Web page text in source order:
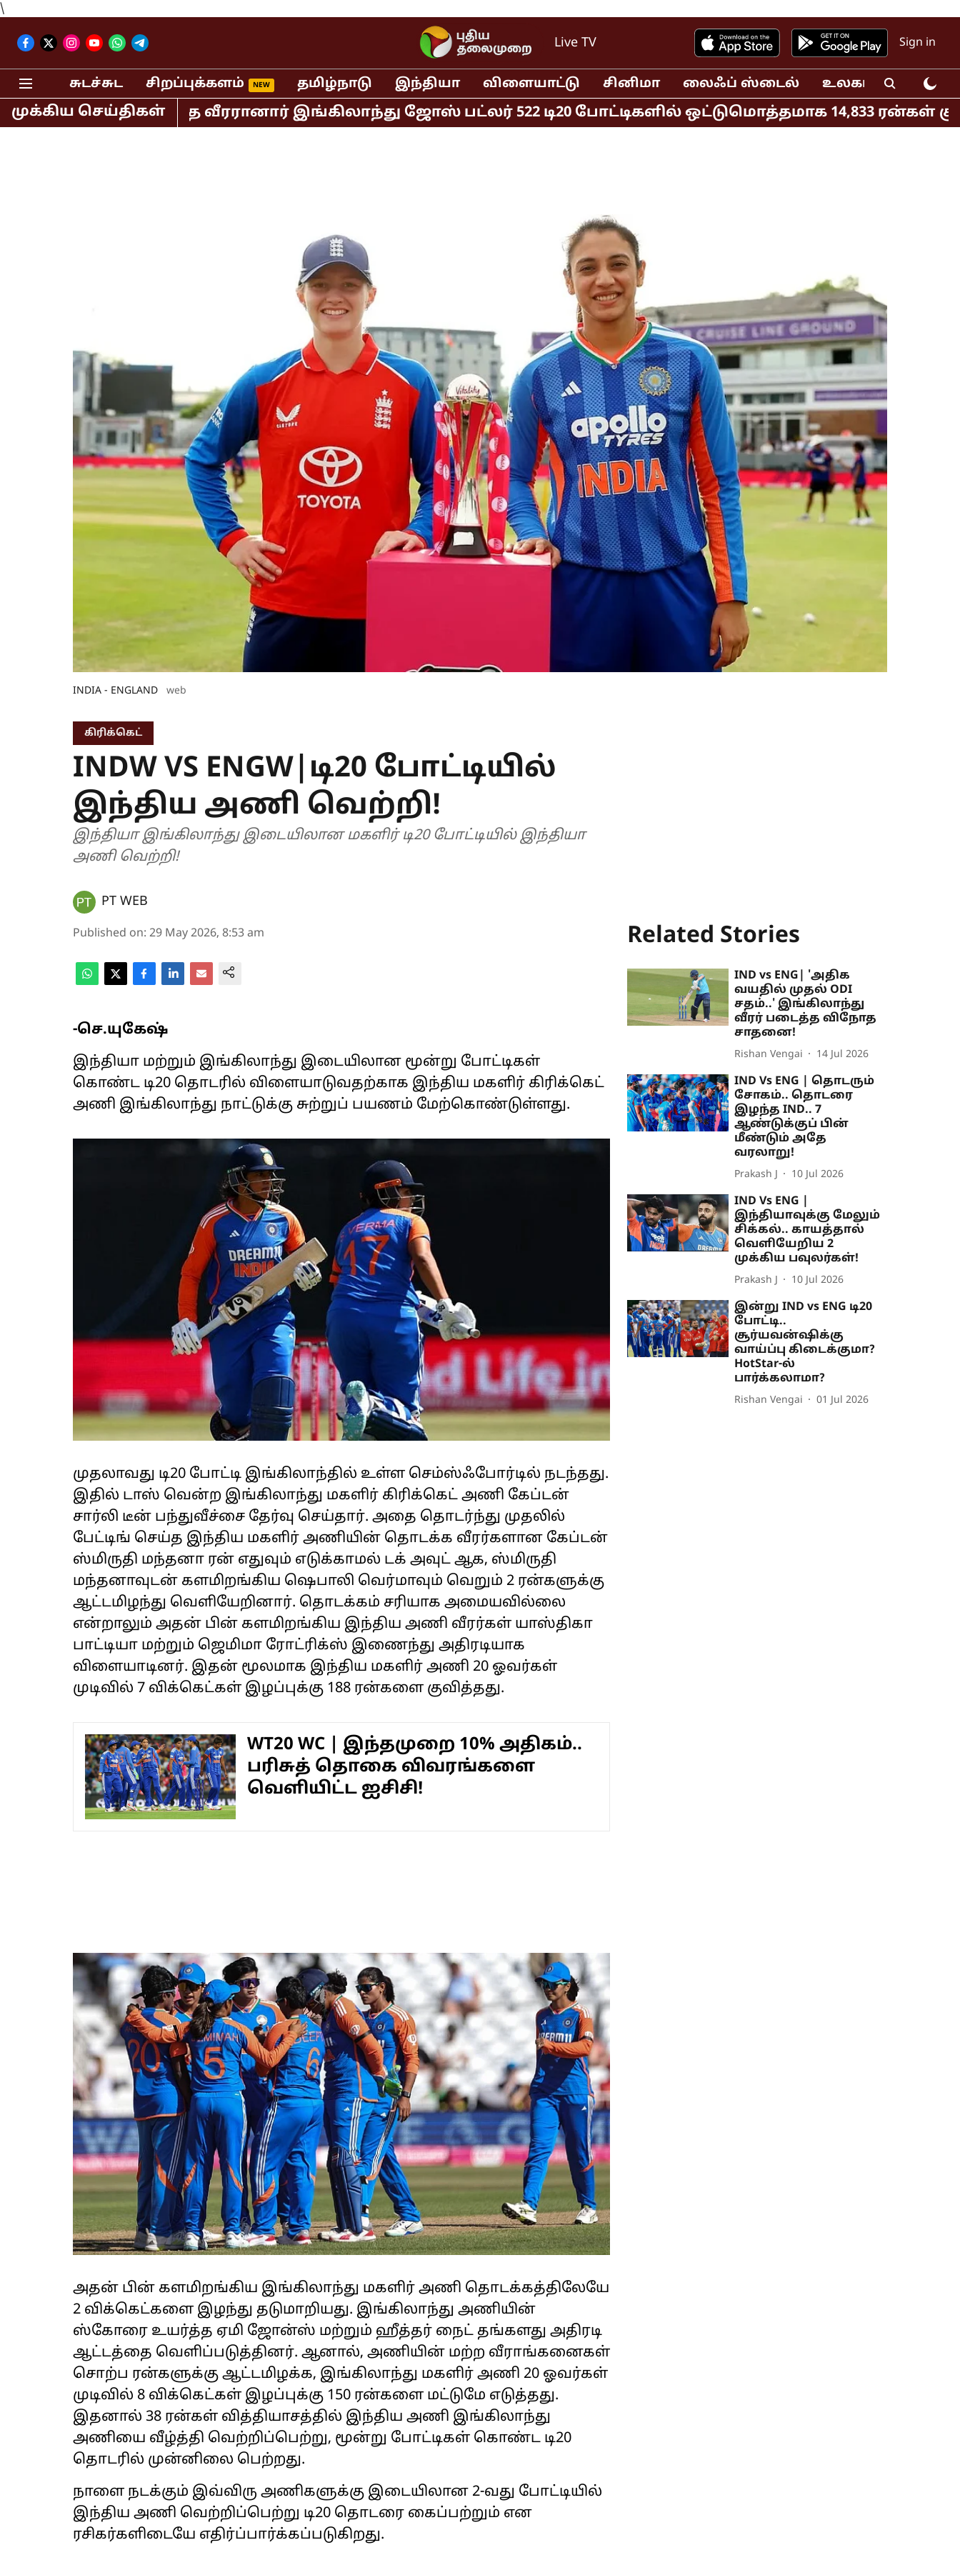
\
Live TV Sign in
சுடச்சுட சிறப்புக்களம் தமிழ்நாடு இந்தியா விளையாட்டு சினிமா லைஃப் ஸ்டைல் உலகம்
முக்கிய செய்திகள்
அதிக ரன் குவித்த வீரரானார் இங்கிலாந்து ஜோஸ் பட்லர் 522 டி20 போட்டிகளில் ஒட்டுமொத்தமாக 14,833 ரன்கள் குவிப்பு
INDIA - ENGLAND web
கிரிக்கெட்
INDW VS ENGW|டி20 போட்டியில்
இந்திய அணி வெற்றி!
இந்தியா இங்கிலாந்து இடையிலான மகளிர் டி20 போட்டியில் இந்தியா
அணி வெற்றி!
PT WEB
Published on: 29 May 2026, 8:53 am
-செ.யுகேஷ்
இந்தியா மற்றும் இங்கிலாந்து இடையிலான மூன்று போட்டிகள்
கொண்ட டி20 தொடரில் விளையாடுவதற்காக இந்திய மகளிர் கிரிக்கெட்
அணி இங்கிலாந்து நாட்டுக்கு சுற்றுப் பயணம் மேற்கொண்டுள்ளது.
முதலாவது டி20 போட்டி இங்கிலாந்தில் உள்ள செம்ஸ்ஃபோர்டில் நடந்தது.
இதில் டாஸ் வென்ற இங்கிலாந்து மகளிர் கிரிக்கெட் அணி கேப்டன்
சார்லி டீன் பந்துவீச்சை தேர்வு செய்தார். அதை தொடர்ந்து முதலில்
பேட்டிங் செய்த இந்திய மகளிர் அணியின் தொடக்க வீரர்களான கேப்டன்
ஸ்மிருதி மந்தனா ரன் எதுவும் எடுக்காமல் டக் அவுட் ஆக, ஸ்மிருதி
மந்தனாவுடன் களமிறங்கிய ஷெபாலி வெர்மாவும் வெறும் 2 ரன்களுக்கு
ஆட்டமிழந்து வெளியேறினார். தொடக்கம் சரியாக அமையவில்லை
என்றாலும் அதன் பின் களமிறங்கிய இந்திய அணி வீரர்கள் யாஸ்திகா
பாட்டியா மற்றும் ஜெமிமா ரோட்ரிக்ஸ் இணைந்து அதிரடியாக
விளையாடினர். இதன் மூலமாக இந்திய மகளிர் அணி 20 ஓவர்கள்
முடிவில் 7 விக்கெட்கள் இழப்புக்கு 188 ரன்களை குவித்தது.
WT20 WC | இந்தமுறை 10% அதிகம்..
பரிசுத் தொகை விவரங்களை
வெளியிட்ட ஐசிசி!
அதன் பின் களமிறங்கிய இங்கிலாந்து மகளிர் அணி தொடக்கத்திலேயே
2 விக்கெட்களை இழந்து தடுமாறியது. இங்கிலாந்து அணியின்
ஸ்கோரை உயர்த்த ஏமி ஜோன்ஸ் மற்றும் ஹீத்தர் நைட் தங்களது அதிரடி
ஆட்டத்தை வெளிப்படுத்தினர். ஆனால், அணியின் மற்ற வீராங்கனைகள்
சொற்ப ரன்களுக்கு ஆட்டமிழக்க, இங்கிலாந்து மகளிர் அணி 20 ஓவர்கள்
முடிவில் 8 விக்கெட்கள் இழப்புக்கு 150 ரன்களை மட்டுமே எடுத்தது.
இதனால் 38 ரன்கள் வித்தியாசத்தில் இந்திய அணி இங்கிலாந்து
அணியை வீழ்த்தி வெற்றிப்பெற்று, மூன்று போட்டிகள் கொண்ட டி20
தொடரில் முன்னிலை பெற்றது.
நாளை நடக்கும் இவ்விரு அணிகளுக்கு இடையிலான 2-வது போட்டியில்
இந்திய அணி வெற்றிப்பெற்று டி20 தொடரை கைப்பற்றும் என
ரசிகர்களிடையே எதிர்ப்பார்க்கப்படுகிறது.
Related Stories
IND vs ENG| 'அதிக
வயதில் முதல் ODI
சதம்..' இங்கிலாந்து
வீரர் படைத்த விநோத
சாதனை!
Rishan Vengai 14 Jul 2026
IND Vs ENG | தொடரும்
சோகம்.. தொடரை
இழந்த IND.. 7
ஆண்டுக்குப் பின்
மீண்டும் அதே
வரலாறு!
Prakash J 10 Jul 2026
IND Vs ENG |
இந்தியாவுக்கு மேலும்
சிக்கல்.. காயத்தால்
வெளியேறிய 2
முக்கிய பவுலர்கள்!
Prakash J 10 Jul 2026
இன்று IND vs ENG டி20
போட்டி..
சூர்யவன்ஷிக்கு
வாய்ப்பு கிடைக்குமா?
HotStar-ல்
பார்க்கலாமா?
Rishan Vengai 01 Jul 2026